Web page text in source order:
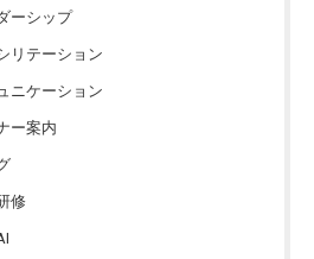
ーシップ
リテーション
ニケーション
ー案内
修